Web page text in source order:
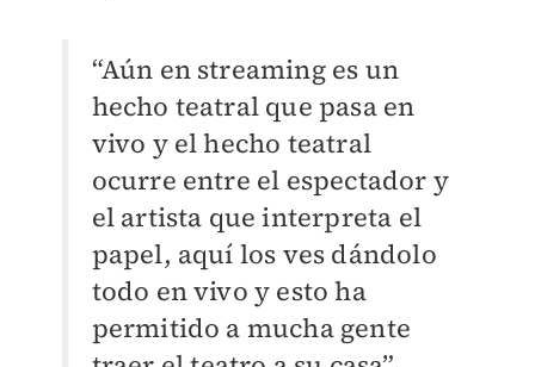
“Aún en streaming es un
hecho teatral que pasa en
vivo y el hecho teatral
ocurre entre el espectador y
el artista que interpreta el
papel, aquí los ves dándolo
todo en vivo y esto ha
permitido a mucha gente